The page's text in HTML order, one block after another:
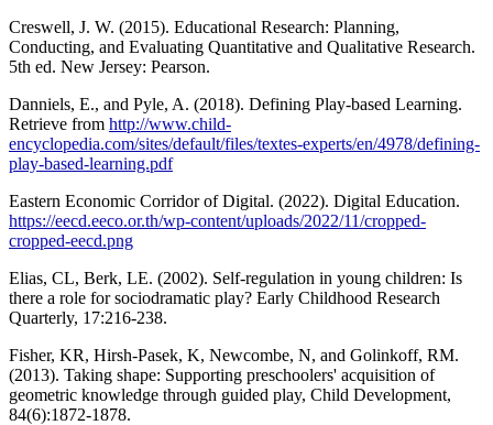
Creswell, J. W. (2015). Educational Research: Planning,
Conducting, and Evaluating Quantitative and Qualitative Research.
5th ed. New Jersey: Pearson.
Danniels, E., and Pyle, A. (2018). Defining Play-based Learning.
Retrieve from http://www.child-
encyclopedia.com/sites/default/files/textes-experts/en/4978/defining-
play-based-learning.pdf
Eastern Economic Corridor of Digital. (2022). Digital Education.
https://eecd.eeco.or.th/wp-content/uploads/2022/11/cropped-
cropped-eecd.png
Elias, CL, Berk, LE. (2002). Self-regulation in young children: Is
there a role for sociodramatic play? Early Childhood Research
Quarterly, 17:216-238.
Fisher, KR, Hirsh-Pasek, K, Newcombe, N, and Golinkoff, RM.
(2013). Taking shape: Supporting preschoolers' acquisition of
geometric knowledge through guided play, Child Development,
84(6):1872-1878.